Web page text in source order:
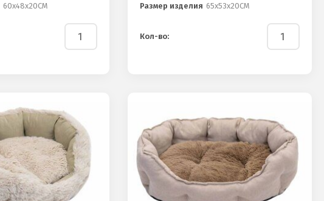
60х48х20СМ Размер изделия 65х53х20СМ
Кол-во: